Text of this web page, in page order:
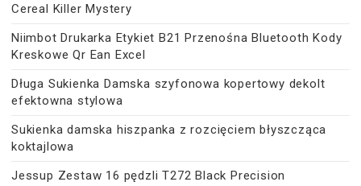
Cereal Killer Mystery
Niimbot Drukarka Etykiet B21 Przenośna Bluetooth Kody
Kreskowe Qr Ean Excel
Długa Sukienka Damska szyfonowa kopertowy dekolt
efektowna stylowa
Sukienka damska hiszpanka z rozcięciem błyszcząca
koktajlowa
Jessup Zestaw 16 pędzli T272 Black Precision